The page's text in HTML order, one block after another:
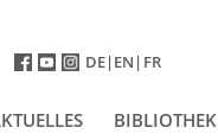
DE EN FR
BIBLIOTHEK